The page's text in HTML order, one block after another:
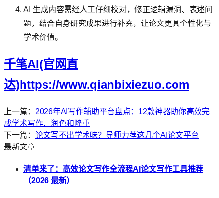
AI 生成内容需经人工仔细校对，修正逻辑漏洞、表述问
题，结合自身研究成果进行补充，让论文更具个性化与
学术价值。
千笔AI(官网直
达)https://www.qianbixiezuo.com
上一篇： 2026年AI写作辅助平台盘点：12款神器助你高效完
成学术写作、润色和降重
下一篇： 论文写不出学术味？导师力荐这几个AI论文平台
最新文章
清单来了：高效论文写作全流程AI论文写作工具推荐
（2026 最新）